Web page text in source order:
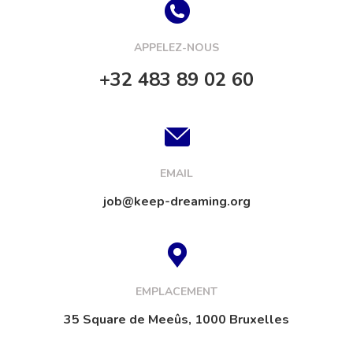
APPELEZ-NOUS
+32 483 89 02 60
EMAIL
job@keep-dreaming.org
EMPLACEMENT
35 Square de Meeûs, 1000 Bruxelles